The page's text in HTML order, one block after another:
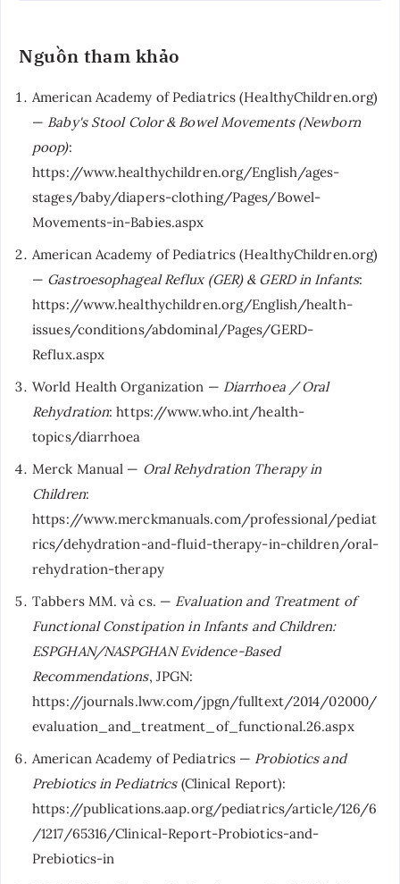
Nguồn tham khảo
American Academy of Pediatrics (HealthyChildren.org)
— Baby's Stool Color & Bowel Movements (Newborn
poop):
https://www.healthychildren.org/English/ages-
stages/baby/diapers-clothing/Pages/Bowel-
Movements-in-Babies.aspx
American Academy of Pediatrics (HealthyChildren.org)
— Gastroesophageal Reflux (GER) & GERD in Infants:
https://www.healthychildren.org/English/health-
issues/conditions/abdominal/Pages/GERD-
Reflux.aspx
World Health Organization — Diarrhoea / Oral
Rehydration: https://www.who.int/health-
topics/diarrhoea
Merck Manual — Oral Rehydration Therapy in
Children:
https://www.merckmanuals.com/professional/pediat
rics/dehydration-and-fluid-therapy-in-children/oral-
rehydration-therapy
Tabbers MM. và cs. — Evaluation and Treatment of
Functional Constipation in Infants and Children:
ESPGHAN/NASPGHAN Evidence-Based
Recommendations, JPGN:
https://journals.lww.com/jpgn/fulltext/2014/02000/
evaluation_and_treatment_of_functional.26.aspx
American Academy of Pediatrics — Probiotics and
Prebiotics in Pediatrics(Clinical Report):
https://publications.aap.org/pediatrics/article/126/6
/1217/65316/Clinical-Report-Probiotics-and-
Prebiotics-in